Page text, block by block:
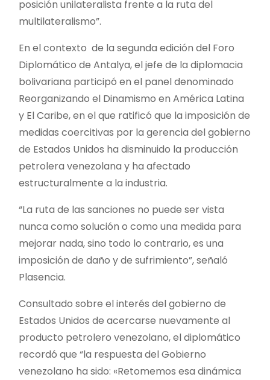
posición unilateralista frente a la ruta del
multilateralismo”.
En el contexto de la segunda edición del Foro
Diplomático de Antalya, el jefe de la diplomacia
bolivariana participó en el panel denominado
Reorganizando el Dinamismo en América Latina
y El Caribe, en el que ratificó que la imposición de
medidas coercitivas por la gerencia del gobierno
de Estados Unidos ha disminuido la producción
petrolera venezolana y ha afectado
estructuralmente a la industria.
“La ruta de las sanciones no puede ser vista
nunca como solución o como una medida para
mejorar nada, sino todo lo contrario, es una
imposición de daño y de sufrimiento”, señaló
Plasencia.
Consultado sobre el interés del gobierno de
Estados Unidos de acercarse nuevamente al
producto petrolero venezolano, el diplomático
recordó que “la respuesta del Gobierno
venezolano ha sido: «Retomemos esa dinámica